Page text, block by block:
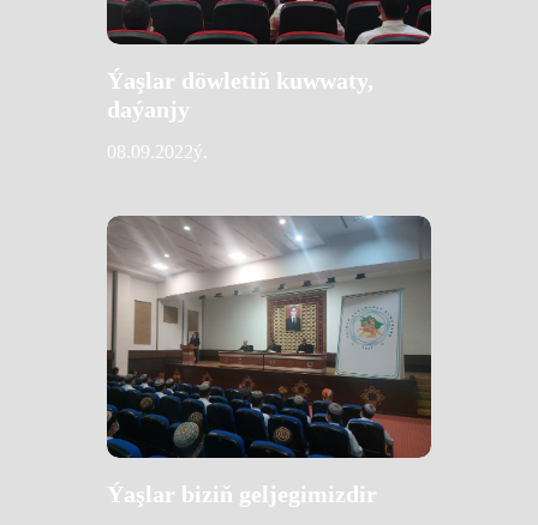
Ýaşlar döwletiň kuwwaty,
daýanjy
08.09.2022ý.
Ýaşlar biziň geljegimizdir